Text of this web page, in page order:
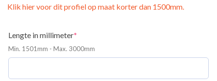
Klik hier voor dit profiel op maat korter dan 1500mm.
Lengte in millimeter*
Min. 1501mm - Max. 3000mm